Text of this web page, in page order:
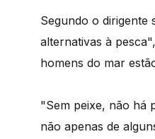
Segundo o
alternativas à
homens do mar
"Sem peixe, não há
não apenas de